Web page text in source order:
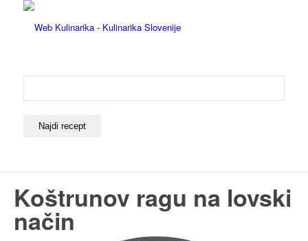
Koštrunov ragu na lovski
način